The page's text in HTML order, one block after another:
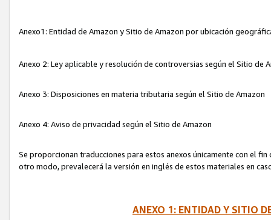
Anexo1: Entidad de Amazon y Sitio de Amazon por ubicación
Anexo 2: Ley aplicable y resolución de controversias según el Sitio de
Anexo 3: Disposiciones en materia tributaria según el Sitio de Amazon
Anexo 4: Aviso de privacidad según el Sitio de Amazon
Se proporcionan traducciones para estos anexos únicamente con el
otro modo, prevalecerá la versión en inglés de estos materiales en
ANEXO 1: ENTIDAD Y SITIO